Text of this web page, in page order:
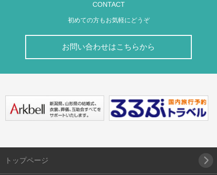
CONTACT
初めての方もお気軽にどうぞ
お問い合わせはこちらから
トップページ